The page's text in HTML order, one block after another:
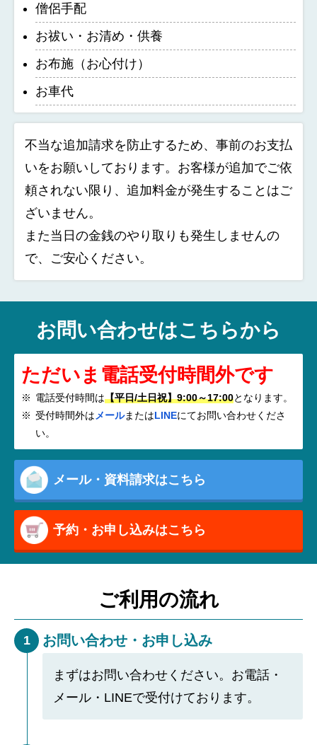
僧侶手配
お祓い・お清め・供養
お布施（お心付け）
お車代
不当な追加請求を防止するため、事前のお支払
いをお願いしております。お客様が追加でご依
頼されない限り、追加料金が発生することはご
ざいません。
また当日の金銭のやり取りも発生しませんの
で、ご安心ください。
お問い合わせはこちらから
ただいま電話受付時間外です
電話受付時間は【平日/土日祝】9:00～17:00となります。
受付時間外は メールまたはLINEにてお問い合わせくださ
い。
メール・資料請求はこちら
予約・お申し込みはこちら
ご利用の流れ
1 お問い合わせ・お申し込み
まずはお問い合わせください。お電話・
メール・LINEで受付けております。